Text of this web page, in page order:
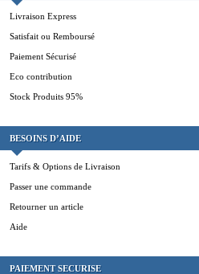
Livraison Express
Satisfait ou Remboursé
Paiement Sécurisé
Eco contribution
Stock Produits 95%
BESOINS D’AIDE
Tarifs & Options de Livraison
Passer une commande
Retourner un article
Aide
PAIEMENT SECURISE